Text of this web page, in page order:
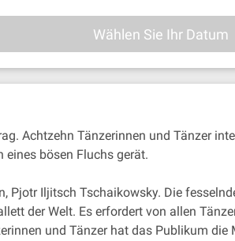
Wählen Sie Ihr Datum
Achtzehn Tänzerinnen und Tänzer
eines bösen Fluchs gerät.
Iljitsch Tschaikowsky. Die
der Welt. Es erfordert von allen
und Tänzer hat das Publikum die